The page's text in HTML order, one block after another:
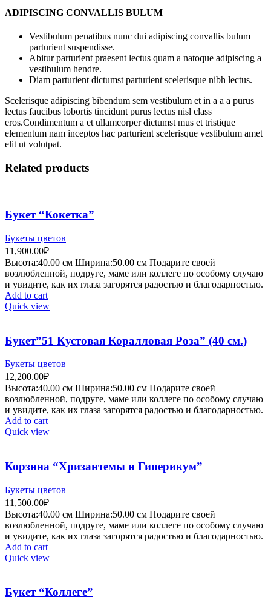
ADIPISCING CONVALLIS BULUM
Vestibulum penatibus nunc dui adipiscing convallis bulum
parturient suspendisse.
Abitur parturient praesent lectus quam a natoque adipiscing a
vestibulum hendre.
Diam parturient dictumst parturient scelerisque nibh lectus.
Scelerisque adipiscing bibendum sem vestibulum et in a a a purus
lectus faucibus lobortis tincidunt purus lectus nisl class
eros.Condimentum a et ullamcorper dictumst mus et tristique
elementum nam inceptos hac parturient scelerisque vestibulum amet
elit ut volutpat.
Related products
Букет “Кокетка”
Букеты цветов
11,900.00₽
Высота:40.00 см Ширина:50.00 см Подарите своей
возлюбленной, подруге, маме или коллеге по особому случаю
и увидите, как их глаза загорятся радостью и благодарностью.
Add to cart
Quick view
Букет”51 Кустовая Коралловая Роза” (40 см.)
Букеты цветов
12,200.00₽
Высота:40.00 см Ширина:50.00 см Подарите своей
возлюбленной, подруге, маме или коллеге по особому случаю
и увидите, как их глаза загорятся радостью и благодарностью.
Add to cart
Quick view
Корзина “Хризантемы и Гиперикум”
Букеты цветов
11,500.00₽
Высота:40.00 см Ширина:50.00 см Подарите своей
возлюбленной, подруге, маме или коллеге по особому случаю
и увидите, как их глаза загорятся радостью и благодарностью.
Add to cart
Quick view
Букет “Коллеге”